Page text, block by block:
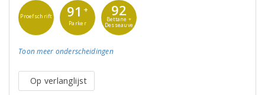
Proefschrift 91 +
Parker
92
Bettane +
Desseauve
Toon meer onderscheidingen
Op verlanglijst